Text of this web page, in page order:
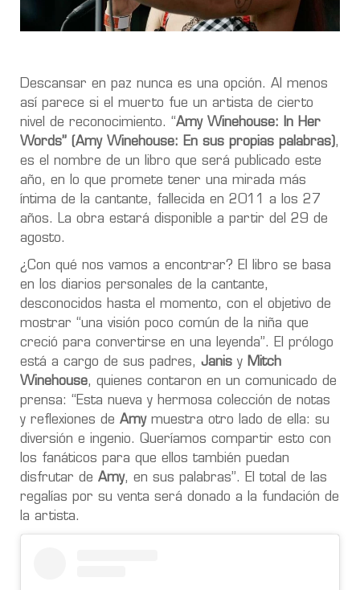
Descansar en paz nunca es una opción. Al menos
así parece si el muerto fue un artista de cierto
nivel de reconocimiento. “Amy Winehouse: In Her
Words” (Amy Winehouse: En sus propias palabras),
es el nombre de un libro que será publicado este
año, en lo que promete tener una mirada más
íntima de la cantante, fallecida en 2011 a los 27
años. La obra estará disponible a partir del 29 de
agosto.
¿Con qué nos vamos a encontrar? El libro se basa
en
los diarios personales de la cantante,
desconocidos hasta el momento, con el objetivo de
mostrar “una visión poco común de la niña que
creció para convertirse en una leyenda”. El prólogo
está a cargo de sus padres, Janis y Mitch
Winehouse, quienes contaron en un comunicado de
prensa: “Esta nueva y hermosa colección de notas
y reflexiones de Amymuestra otro lado de ella: su
diversión e ingenio. Queríamos compartir esto con
los fanáticos para que ellos también puedan
disfrutar de Amy, en sus palabras”. El total de las
regalías por su venta será donado a la fundación de
la artista.